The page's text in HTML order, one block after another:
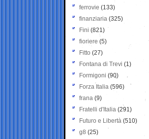
ferrovie (133)
finanziaria (325)
Fini (821)
fioriere (5)
Fitto (27)
Fontana di Trevi (1)
Formigoni (90)
Forza Italia (596)
frana (9)
Fratelli d'Italia (291)
Futuro e Libertà (510)
g8 (25)